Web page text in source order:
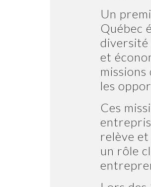
Un
Québec
diversité
et
les
Ces
relève
un rôle